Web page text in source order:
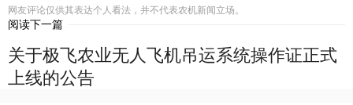
网友评论仅供其表达个人看法，并不代表农机新闻立场。
阅读下一篇
关于极飞农业无人飞机吊运系统操作证正式
上线的公告